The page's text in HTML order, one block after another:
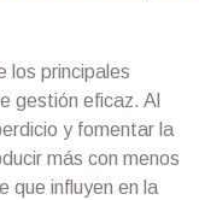
los principales
gestión eficaz. Al
y fomentar la
más con menos
que influyen en la